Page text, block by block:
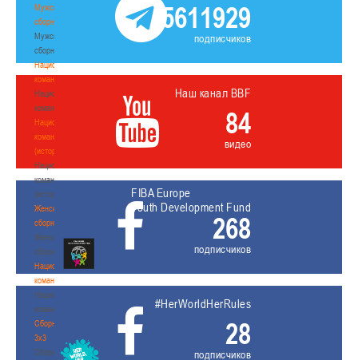
Мужские
сборные
Мужские
сборные
Национальная
команда
Национальная
команда
Национальная
команда
(история)
Национальная
команда
(история)
Женские
сборные
Женские
сборные
Национальная
команда
Национальная
команда
Сборные
3х3
Сборные
5611929
подписчиков
Наш канал BBF
84
видео
FIBA Europe
Youth Development Fund
268
подписчиков
#HerWorldHerRules
28
подписчиков